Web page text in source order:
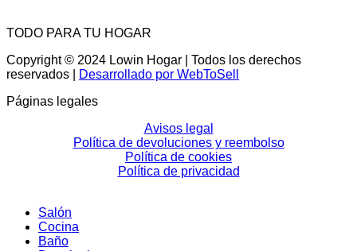
TODO PARA TU HOGAR
Copyright © 2024 Lowin Hogar | Todos los derechos
reservados |
Desarrollado por WebToSell
Páginas legales
Avisos legal
Política de devoluciones y reembolso
Política de cookies
Política de privacidad
Salón
Cocina
Baño